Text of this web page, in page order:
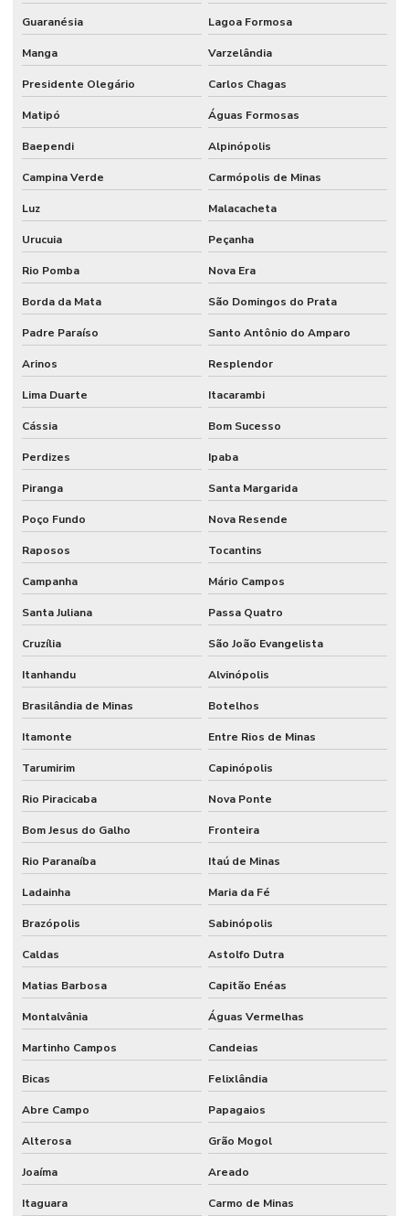
Guaranésia Lagoa Formosa
Manga Varzelândia
Presidente Olegário Carlos Chagas
Matipó Águas Formosas
Baependi Alpinópolis
Campina Verde Carmópolis de Minas
Luz Malacacheta
Urucuia Peçanha
Rio Pomba Nova Era
Borda da Mata São Domingos do Prata
Padre Paraíso Santo Antônio do Amparo
Arinos Resplendor
Lima Duarte Itacarambi
Cássia Bom Sucesso
Perdizes Ipaba
Piranga Santa Margarida
Poço Fundo Nova Resende
Raposos Tocantins
Campanha Mário Campos
Santa Juliana Passa Quatro
Cruzília São João Evangelista
Itanhandu Alvinópolis
Brasilândia de Minas Botelhos
Itamonte Entre Rios de Minas
Tarumirim Capinópolis
Rio Piracicaba Nova Ponte
Bom Jesus do Galho Fronteira
Rio Paranaíba Itaú de Minas
Ladainha Maria da Fé
Brazópolis Sabinópolis
Caldas Astolfo Dutra
Matias Barbosa Capitão Enéas
Montalvânia Águas Vermelhas
Martinho Campos Candeias
Bicas Felixlândia
Abre Campo Papagaios
Alterosa Grão Mogol
Joaíma Areado
Itaguara Carmo de Minas